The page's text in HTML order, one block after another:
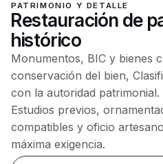
PATRIMONIO Y DETALLE
Restauración de
histórico
Monumentos, BIC y bienes
conservación del bien,
con la autoridad patrimonial.
Estudios previos,
compatibles y oficio
máxima exigencia.